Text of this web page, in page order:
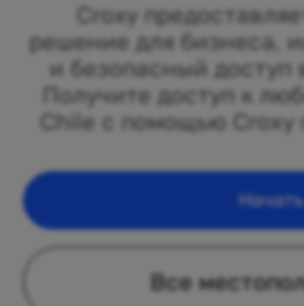
Croxy
решение для бизнеса,
и безопасный доступ
Получите доступ к
Chile с помощью
Начать
Все